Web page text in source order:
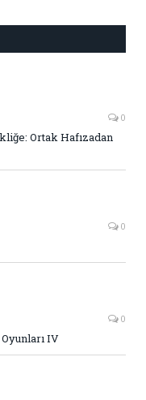
0
Ortak Hafızadan
0
0
IV